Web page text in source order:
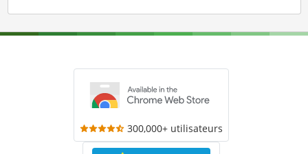
300,000+ utilisateurs